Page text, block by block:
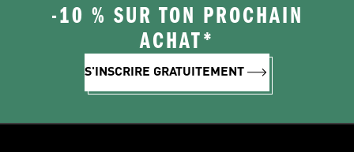
-10 % SUR TON PROCHAIN
ACHAT*
S'INSCRIRE GRATUITEMENT